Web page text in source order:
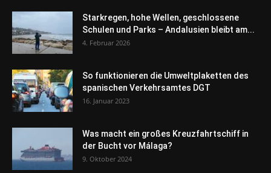
Starkregen, hohe Wellen, geschlossene
Schulen und Parks – Andalusien bleibt am...
4. Februar 2026
So funktionieren die Umweltplaketten des
spanischen Verkehrsamtes DGT
16. Januar 2023
Was macht ein großes Kreuzfahrtschiff in
der Bucht vor Málaga?
9. Oktober 2024